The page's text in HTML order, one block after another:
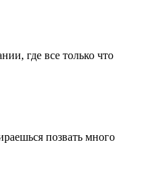
где все только что
позвать много